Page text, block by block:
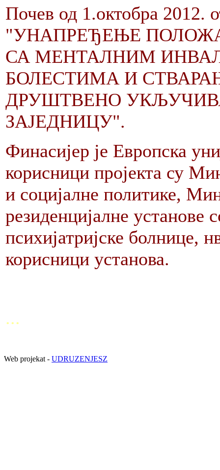
Почев од 1.октобра 2012.
"УНАПРЕЂЕЊЕ
СА МЕНТАЛНИМ
БОЛЕСТИМА И
ДРУШТВЕНО
ЗАЈЕДНИЦУ".
Финасијер је Европска
корисници пројекта су
и социјалне политике,
резиденцијалне установе
психијатријске болнице,
корисници установа.
...
Web projekat - UDRUZENJESZ